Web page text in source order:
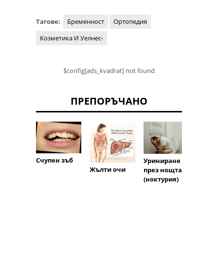
Тагове: Бременност
Ортопедия
Козметика И Уелнес-
$config[ads_kvadrat] not found
ПРЕПОРЪЧАНО
Счупен зъб
Жълти очи
Уриниране
през нощта
(ноктурия)